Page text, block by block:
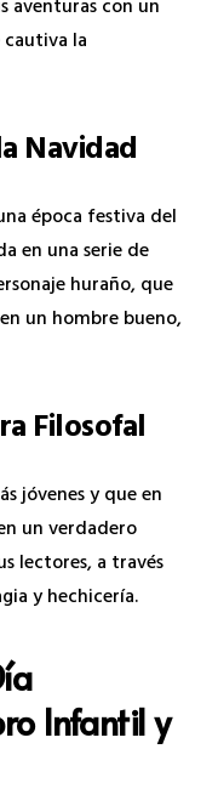
aventuras con un
la
Navidad
época festiva del
en una serie de
huraño, que
un hombre bueno,
Filosofal
jóvenes y que en
un verdadero
lectores, a través
y hechicería.
Infantil y